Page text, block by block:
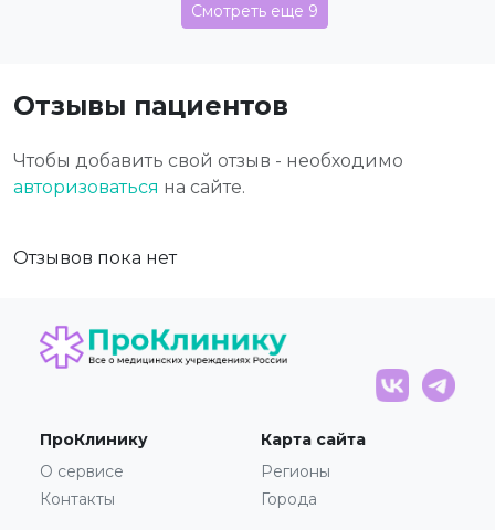
Смотреть еще 9
Отзывы пациентов
Чтобы добавить свой отзыв - необходимо
авторизоваться на сайте.
Отзывов пока нет
ПроКлинику
О сервисе
Контакты
Карта сайта
Регионы
Города